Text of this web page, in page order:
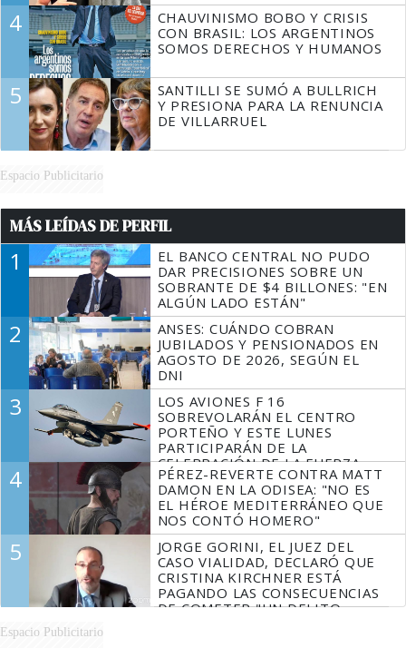
4
CHAUVINISMO BOBO Y CRISIS
CON BRASIL: LOS ARGENTINOS
SOMOS DERECHOS Y HUMANOS
5
SANTILLI SE SUMÓ A BULLRICH
Y PRESIONA PARA LA RENUNCIA
DE VILLARRUEL
Espacio Publicitario
MÁS LEÍDAS DE PERFIL
1
EL BANCO CENTRAL NO PUDO
DAR PRECISIONES SOBRE UN
SOBRANTE DE $4 BILLONES: "EN
ALGÚN LADO ESTÁN"
2
ANSES: CUÁNDO COBRAN
JUBILADOS Y PENSIONADOS EN
AGOSTO DE 2026, SEGÚN EL
DNI
3
LOS AVIONES F 16
SOBREVOLARÁN EL CENTRO
PORTEÑO Y ESTE LUNES
PARTICIPARÁN DE LA
CELEBRACIÓN DE LA FUERZA
AÉREA
4
PÉREZ-REVERTE CONTRA MATT
DAMON EN LA ODISEA: "NO ES
EL HÉROE MEDITERRÁNEO QUE
NOS CONTÓ HOMERO"
5
JORGE GORINI, EL JUEZ DEL
CASO VIALIDAD, DECLARÓ QUE
CRISTINA KIRCHNER ESTÁ
PAGANDO LAS CONSECUENCIAS
DE COMETER "UN DELITO
Espacio Publicitario